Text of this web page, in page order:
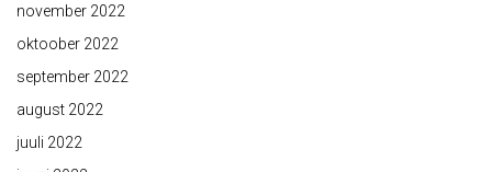
november 2022
oktoober 2022
september 2022
august 2022
juuli 2022